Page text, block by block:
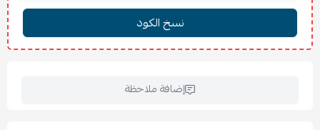
المساحة: 4.20 م²
المحتويات:
زوج ستائر (2 قطعة)
إضافة ملاحظة